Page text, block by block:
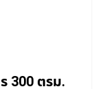
300 ตรม.